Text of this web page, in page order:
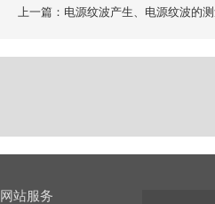
上一篇：电源纹波产生、电源纹波的测
网站服务